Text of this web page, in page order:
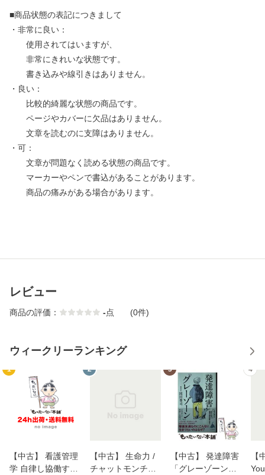
■商品状態の表記につきまして
・非常に良い：
使用されてはいますが、
非常にきれいな状態です。
書き込みや線引きはありません。
・良い：
比較的綺麗な状態の商品です。
ページやカバーに欠品はありません。
文章を読むのに支障はありません。
・可：
文章が問題なく読める状態の商品です。
マーカーやペンで書込があることがあります。
商品の痛みがある場合があります。
レビュー
商品の評価： -点 (0件)
ウィークリーランキング
1
【中古】 看護管理
学 自律し協働する
2
【中古】 生命力 /
チャットモンチー /
3
【中古】 発達障害
「グレーゾーン」
4
【